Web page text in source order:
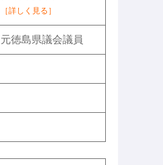
［詳しく見る］
元徳島県議会議員